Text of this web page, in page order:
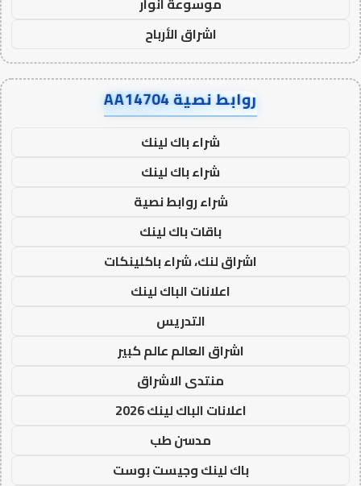
اشراق الأرباح
روابط نصية AA14704
شراء باك لينك
شراء باك لينك
شراء روابط نصية
باقات باك لينك
اشراق لنك، شراء باكلينكات
اعلانات الباك لينك
التدريس
اشراق العالم عالم كبير
منتدى الاشراق
اعلانات الباك لينك 2026
مدسن طب
باك لينك وجيست بوست